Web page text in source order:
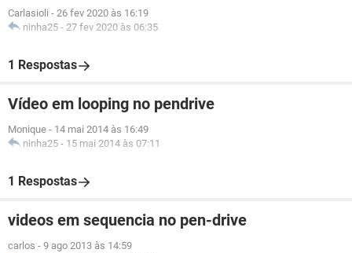
Carlasioli - 26 fev 2020 às 16:19
ninha25 - 27 fev 2020 às 06:35
1 Respostas
Vídeo em looping no pendrive
Monique - 14 mai 2014 às 16:49
ninha25 - 15 mai 2014 às 07:11
1 Respostas
videos em sequencia no pen-drive
carlos - 9 ago 2013 às 14:59